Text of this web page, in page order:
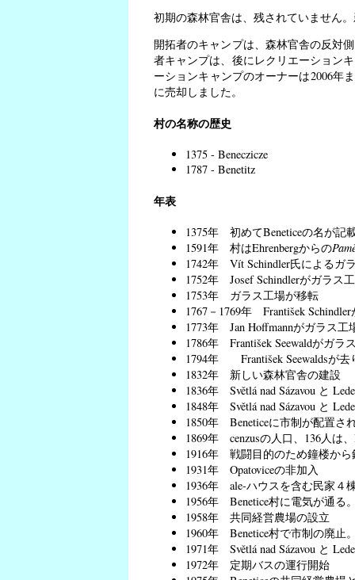
初期の森林官舎は、残されていません
開拓者のキャンプは、森林官舎の反対
者キャンプは、後にレクリエーション
ーションキャンプのオーナーは2006年
に売却しました。
村の名称の歴史
1375 - Beneczicze
1787 - Benetitz
年表
1375年 初めてBeneticeの名が記
1591年 村はEhrenbergからの
1742年 Vít Schindler氏によるガ
1752年 Josef Schindlerがガラス
1753年 ガラス工場が移転
1767－1769年 František
1773年 Jan Hoffmannがガラス工
1786年 František Seewaldがガラ
1794年 František Seewaldsが去
1832年 新しい森林官舎の建設
1836年 Světlá nad Sázavou と
1848年 Světlá nad Sázavou と
1850年 Beneticeに市制が配置さ
1869年 cenzusの人口、136人は
1916年 戦闘目的のため鐘楼から
1931年 Opatoviceの非加入
1936年 ale-ハウスを含む民家４
1956年 Benetice村に電気が通る
1958年 共同経営農場の設立
1960年 Benetice村で市制の廃止
1971年 Světlá nad Sázavou と
1972年 定期バスの運行開始